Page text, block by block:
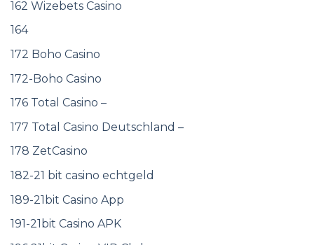
162 Wizebets Casino
164
172 Boho Casino
172-Boho Casino
176 Total Casino –
177 Total Casino Deutschland –
178 ZetCasino
182-21 bit casino echtgeld
189-21bit Casino App
191-21bit Casino APK